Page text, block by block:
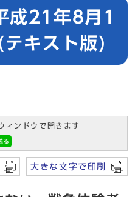
21年8月1
キスト版)
ィンドウで開きます
大きな文字で印刷